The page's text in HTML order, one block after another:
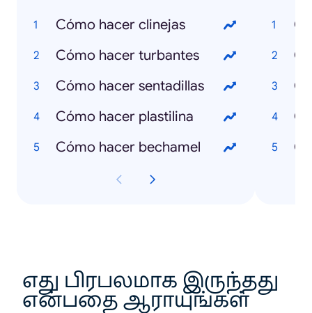
Cómo hacer clinejas
Cómo hacer turbantes
Cómo hacer sentadillas
Cómo hacer plastilina
Cómo hacer bechamel
எது பிரபலமாக இருந்தது
என்பதை ஆராயுங்கள்